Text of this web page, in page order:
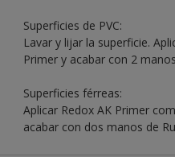
Superficies de PVC:
Lavar y lijar la superficie.
Primer y acabar con 2
Superficies férreas:
Aplicar Redox AK Primer
acabar con dos manos de